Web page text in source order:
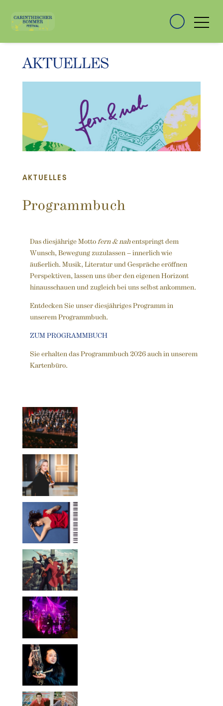
AKTUELLES
AKTUELLES
Programmbuch
Das diesjährige Mottofern & nahentspringt dem
Wunsch, Bewegung zuzulassen – innerlich wie
äußerlich. Musik, Literatur und Gespräche eröffnen
Perspektiven, lassen uns über den eigenen Horizont
hinausschauen und zugleich bei uns selbst ankommen.
Entdecken Sie unser diesjähriges Programm in
unserem Programmbuch.
ZUM PROGRAMMBUCH
Sie erhalten das Programmbuch 2026 auch in unserem
Kartenbüro.